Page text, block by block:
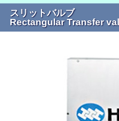
スリットバルブ
Rectangular Transfer